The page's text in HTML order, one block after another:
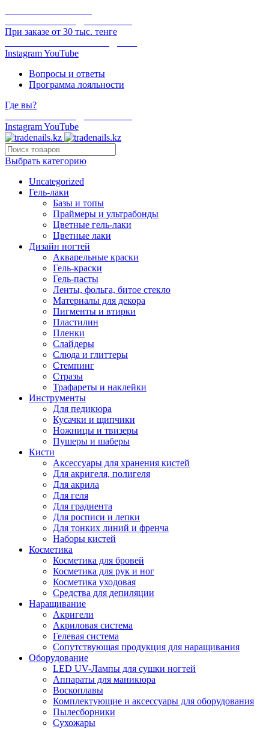
При заказе от 30 тыс. тенге
InstagramYouTube
Вопросы и ответы
Программа лояльности
Где вы?
InstagramYouTube
Выбрать категорию
Uncategorized
Гель-лаки
Базы и топы
Праймеры и ультрабонды
Цветные гель-лаки
Цветные лаки
Дизайн ногтей
Акварельные краски
Гель-краски
Гель-пасты
Ленты, фольга, битое стекло
Материалы для декора
Пигменты и втирки
Пластилин
Пленки
Слайдеры
Слюда и глиттеры
Стемпинг
Стразы
Трафареты и наклейки
Инструменты
Для педикюра
Кусачки и щипчики
Ножницы и твизеры
Пушеры и шаберы
Кисти
Аксессуары для хранения кистей
Для акригеля, полигеля
Для акрила
Для геля
Для градиента
Для росписи и лепки
Для тонких линий и френча
Наборы кистей
Косметика
Косметика для бровей
Косметика для рук и ног
Косметика уходовая
Средства для депиляции
Наращивание
Акригели
Акриловая система
Гелевая система
Сопутствующая продукция для наращивания
Оборудование
LED UV-Лампы для сушки ногтей
Аппараты для маникюра
Воскоплавы
Комплектующие и аксессуары для оборудования
Пылесборники
Сухожары